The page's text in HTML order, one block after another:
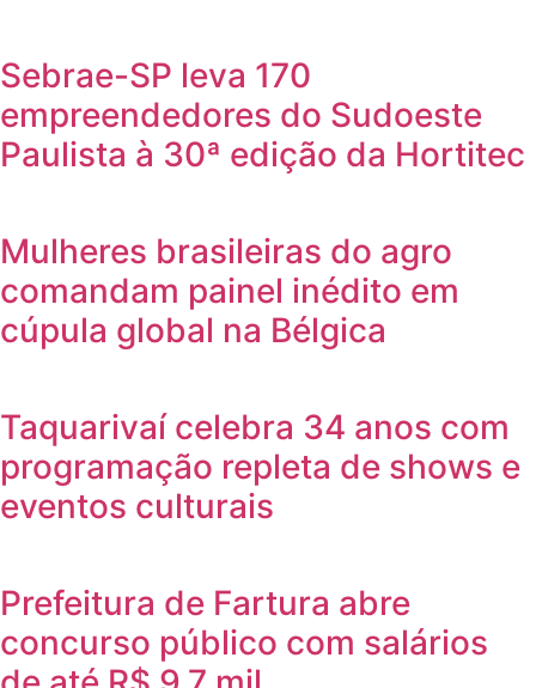
Sebrae-SP leva 170
empreendedores do Sudoeste
Paulista à 30ª edição da Hortitec
Mulheres brasileiras do agro
comandam painel inédito em
cúpula global na Bélgica
Taquarivaí celebra 34 anos com
programação repleta de shows e
eventos culturais
Prefeitura de Fartura abre
concurso público com salários